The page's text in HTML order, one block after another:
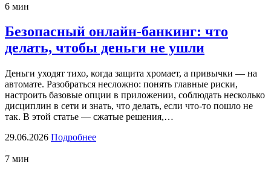
6 мин
Безопасный онлайн-банкинг: что
делать, чтобы деньги не ушли
Деньги уходят тихо, когда защита хромает, а привычки — на
автомате. Разобраться несложно: понять главные риски,
настроить базовые опции в приложении, соблюдать несколько
дисциплин в сети и знать, что делать, если что-то пошло не
так. В этой статье — сжатые решения,…
29.06.2026 Подробнее
7 мин